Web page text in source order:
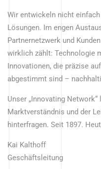
Wir entwickeln nicht
Lösungen. Im engen
Partnernetzwerk und
wirklich zählt: Technologie
Innovationen, die präzise
abgestimmt sind –
Unser „Innovating
Marktverständnis und der
hinterfragen. Seit 1897.
Kai Kalthoff
Geschäftsleitung